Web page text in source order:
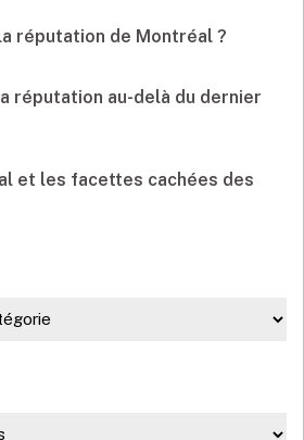
réputation de Montréal ?
réputation au-delà du dernier
et les facettes cachées des